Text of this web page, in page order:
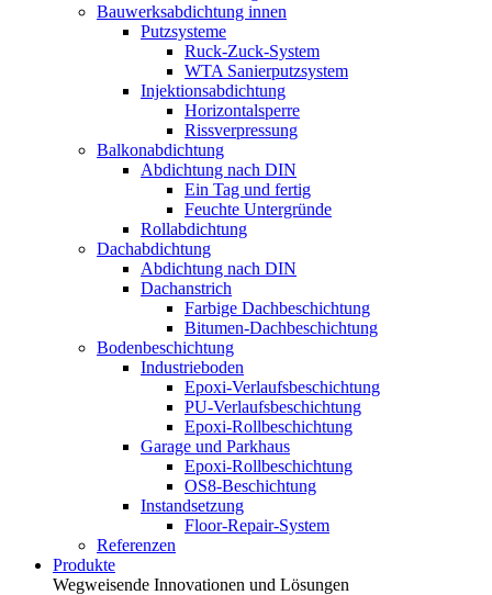
Bauwerksabdichtung innen
Putzsysteme
Ruck-Zuck-System
WTA Sanierputzsystem
Injektionsabdichtung
Horizontalsperre
Rissverpressung
Balkonabdichtung
Abdichtung nach DIN
Ein Tag und fertig
Feuchte Untergründe
Rollabdichtung
Dachabdichtung
Abdichtung nach DIN
Dachanstrich
Farbige Dachbeschichtung
Bitumen-Dachbeschichtung
Bodenbeschichtung
Industrieboden
Epoxi-Verlaufsbeschichtung
PU-Verlaufsbeschichtung
Epoxi-Rollbeschichtung
Garage und Parkhaus
Epoxi-Rollbeschichtung
OS8-Beschichtung
Instandsetzung
Floor-Repair-System
Referenzen
Produkte
Wegweisende Innovationen und Lösungen